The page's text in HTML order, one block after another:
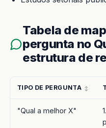
Tabela de
pergunta no
estrutura de
TIPO DE PERGUNTA
"Qual a melhor X"